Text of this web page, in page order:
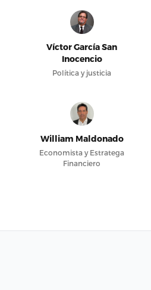
Víctor García San
Inocencio
Política y justicia
William Maldonado
Economista y Estratega
Financiero